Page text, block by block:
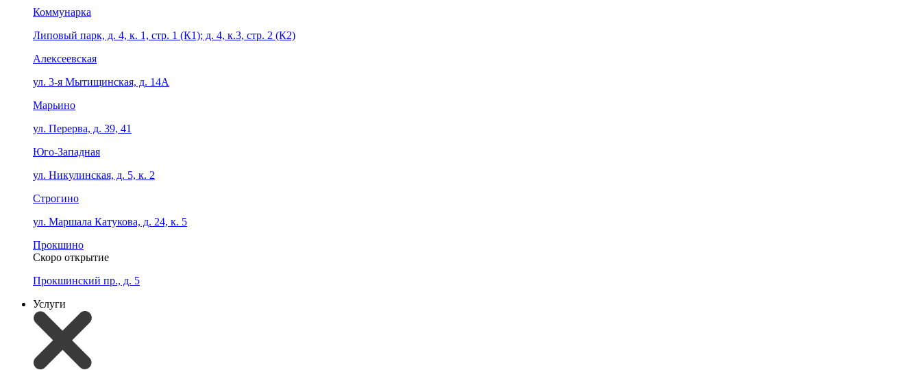
Коммунарка
Липовый парк, д. 4, к. 1, стр. 1 (К1); д. 4, к.3, стр. 2 (К2)
Алексеевская
ул. 3-я Мытищинская, д. 14А
Марьино
ул. Перерва, д. 39, 41
Юго-Западная
ул. Никулинская, д. 5, к. 2
Строгино
ул. Маршала Катукова, д. 24, к. 5
Прокшино
Скоро открытие
Прокшинский пр., д. 5
Услуги